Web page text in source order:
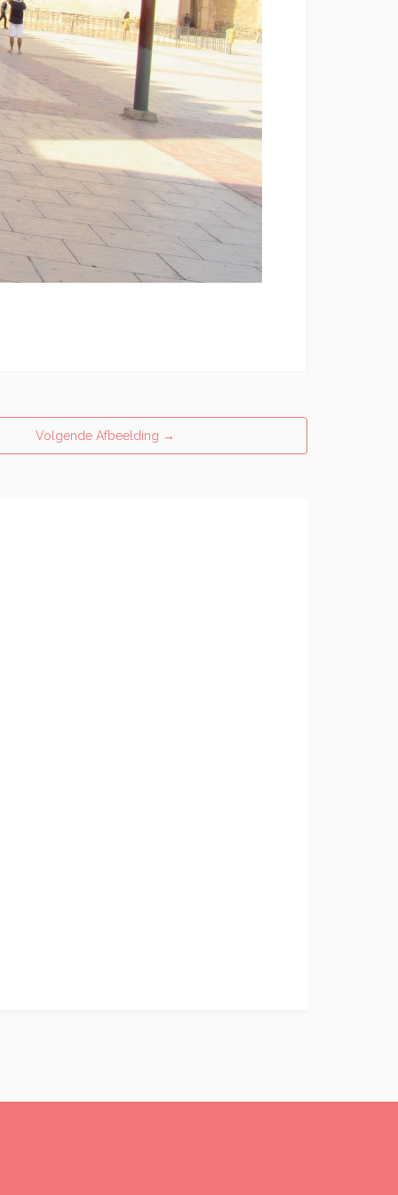
Volgende Afbeelding →